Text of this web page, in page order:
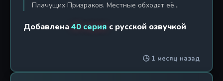
Плачущих Призраков. Местные обходят её
сироты Линь Фэна, привыкшего выживать в
преследователей, юноша проваливается в
скрытый подземный грот, где время, кажется,
Добавлена40 серия с русской озвучкой
🕒 1 месяц назад